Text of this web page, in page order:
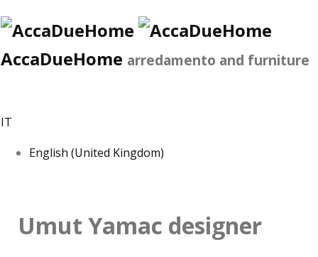
AccaDueHome arredamento and furniture
IT
English (United Kingdom)
Umut Yamac designer